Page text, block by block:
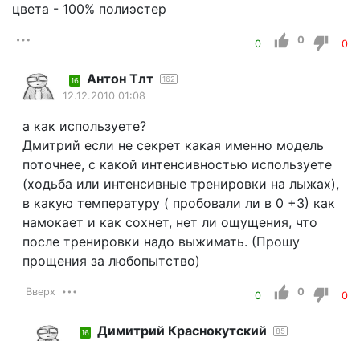
цвета - 100% полиэстер
0 0 0
16 Антон Тлт 162
12.12.2010 01:08
а как используете?
Дмитрий если не секрет какая именно модель
поточнее, с какой интенсивностью используете
(ходьба или интенсивные тренировки на лыжах),
в какую температуру ( пробовали ли в 0 +3) как
намокает и как сохнет, нет ли ощущения, что
после тренировки надо выжимать. (Прошу
прощения за любопытство)
Вверх 0 0 0
16 Димитрий Краснокутский 85